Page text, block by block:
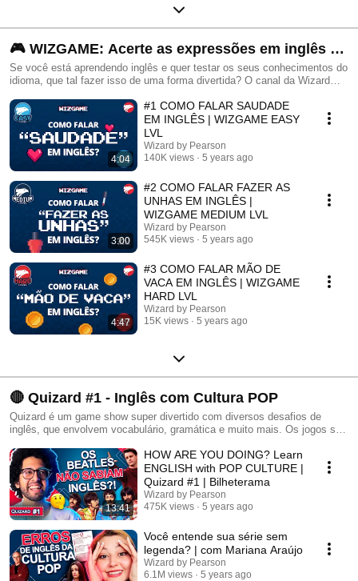
🎮 WIZGAME: Acerte as expressões em inglês e
ganhe pontos 🥇
Se você está aprendendo inglês e quer testar os seus conhecimentos do
idioma, que tal fazer isso de uma forma divertida? O canal da Wizard
inglês algumas expressões que são comuns na língua portuguesa. Já se
inscreve no canal para não perder nenhum game da playlist e somar
muitos pontos no seu conhecimento de inglês! ⚠️ VÍDEO NOVO TODAS
TERÇAS E QUINTAS ⚠️ O game terá três levels: EASY, MEDIUM e
HARD. O grau de dificuldade aumenta de acordo com cada nível. Para
saber se você está mandando bem, é preciso seguir uma regra de
pontuação do jogo! So, pay attention!
4:04
#1 COMO FALAR SAUDADE
EM INGLÊS | WIZGAME EASY
LVL
Wizard by Pearson
140K views
5 years ago
3:00
#2 COMO FALAR FAZER AS
UNHAS EM INGLÊS |
WIZGAME MEDIUM LVL
Wizard by Pearson
545K views
5 years ago
4:47
#3 COMO FALAR MÃO DE
VACA EM INGLÊS | WIZGAME
HARD LVL
Wizard by Pearson
15K views
5 years ago
🔴 Quizard #1 - Inglês com Cultura POP
Quizard é um game show super divertido com diversos desafios de
inglês, que envolvem vocabulário, gramática e muito mais. Os jogos são
conta com a participação de creators famosos, como Bilheterama e Mari
Araújo, se desafiando em um quiz pra lá de animado. Cada episódio, um
desafio diferente, em que cada pergunta vale 10 pontos. Ao final do
vídeo, é somada a pontuação total. Vence quem estiver com o idioma
mais afiado! 🏆 Quem você acha que leva essa? Toda quinta, às 19h,
tem vídeo novo, cheio de conteúdo e dicas para praticar inglês e garantir
boas risadas. 🤩
13:41
HOW ARE YOU DOING? Learn
ENGLISH with POP CULTURE |
Quizard #1 | Bilheterama
Wizard by Pearson
475K views
5 years ago
Você entende sua série sem
legenda? | com Mariana Araújo
Wizard by Pearson
6.1M views
5 years ago